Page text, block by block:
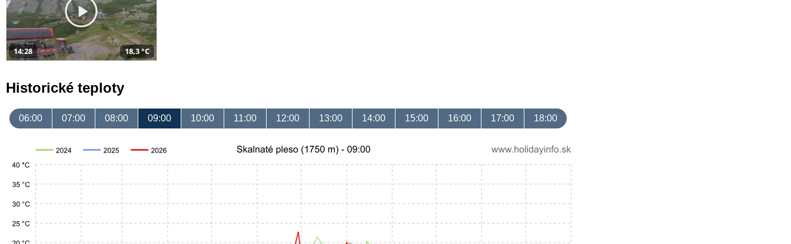
14:28 18,3 °C
Historické teploty
06:00 07:00 08:00 09:00 10:00 11:00 12:00 13:00 14:00 15:00 16:00 17:00 18:00